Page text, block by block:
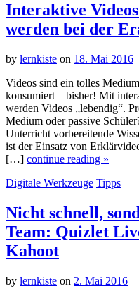
Interaktive
werden bei der
by lernkiste on 18. Mai 2016
Videos sind ein tolles
konsumiert – bisher! Mit
werden Videos „lebendig“.
Medium oder passive
Unterricht vorbereitende
ist der Einsatz von
[…] continue reading »
Digitale Werkzeuge Tipps
Nicht schnell,
Team: Quizlet
Kahoot
by lernkiste on 2. Mai 2016